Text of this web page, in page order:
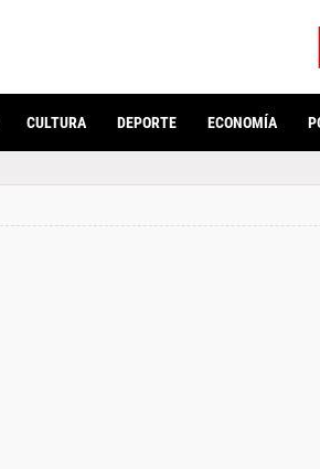
CULTURA DEPORTE ECONOMÍA